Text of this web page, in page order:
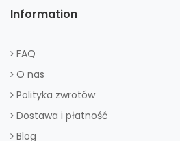
Information
FAQ
O nas
Polityka zwrotów
Dostawa i płatność
Blog